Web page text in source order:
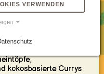
Tomatenpasta,
Fried Rice,
kokosbasierte Currys
VERWENDEN